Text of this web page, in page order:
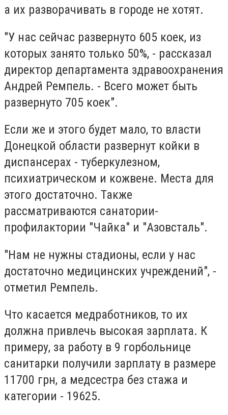
а их разворачивать в городе не хотят.
"У нас сейчас развернуто 605 коек, из
которых занято только 50%, - рассказал
директор департамента здравоохранения
Андрей Ремпель. - Всего может быть
развернуто 705 коек".
Если же и этого будет мало, то власти
Донецкой области развернут койки в
диспансерах - туберкулезном,
психиатрическом и кожвене. Места для
этого достаточно. Также
рассматриваются санатории-
профилактории "Чайка" и "Азовсталь".
"Нам не нужны стадионы, если у нас
достаточно медицинских учреждений", -
отметил Ремпель.
Что касается медработников, то их
должна привлечь высокая зарплата. К
примеру, за работу в 9 горбольнице
санитарки получили зарплату в размере
11700 грн, а медсестра без стажа и
категории - 19625.